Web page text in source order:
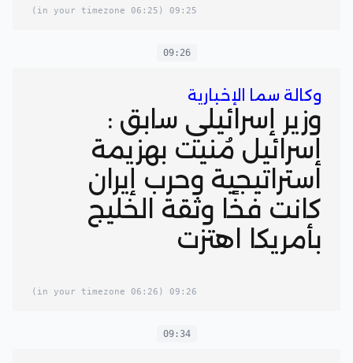
09:25
(06:25 in your timezone)
09:26
وكالة سما الإخبارية
وزير إسرائيلي سابق :
إسرائيل مُنيت بهزيمة
استراتيجية وحرب إيران
كانت فخًا وثقة الخليج
بأمريكا اهتزت
09:26
(06:26 in your timezone)
09:34